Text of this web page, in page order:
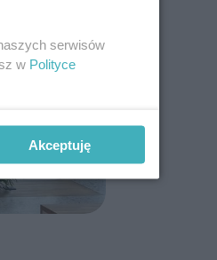
serwisów
w Polityce
Akceptuję